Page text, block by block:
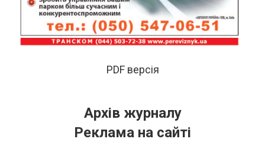
PDF версія
Архів журналу
Реклама на сайті